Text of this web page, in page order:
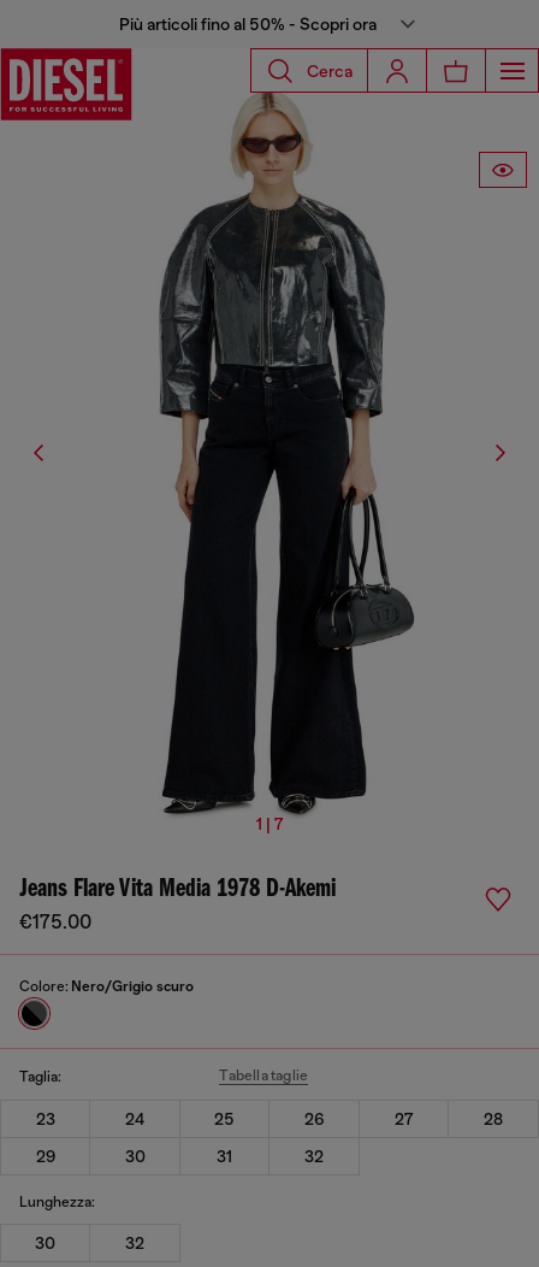
Più articoli fino al 50% - Scopri ora
Cerca
1 | 7
Jeans Flare Vita Media 1978 D-Akemi
€175.00
Colore: Nero/Grigio scuro
Taglia: Tabella taglie
23 24 25 26 27
28
29
30 31 32
Lunghezza:
30 32